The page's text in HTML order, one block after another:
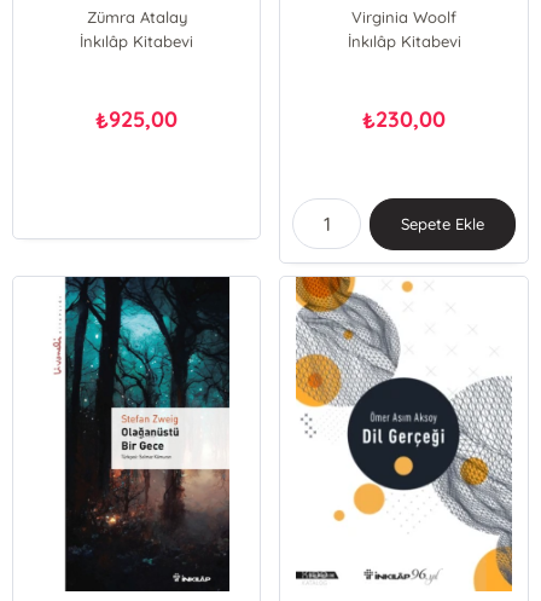
Zümra Atalay
İnkılâp Kitabevi
₺925,00
Virginia Woolf
İnkılâp Kitabevi
₺230,00
Sepete Ekle